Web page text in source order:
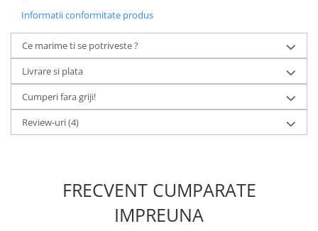
Informatii conformitate produs
Ce marime ti se potriveste ?
Livrare si plata
Cumperi fara griji!
Review-uri(4)
FRECVENT CUMPARATE
IMPREUNA